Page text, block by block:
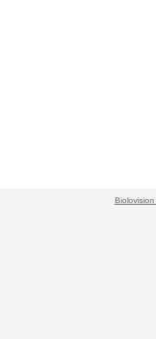
Biolovision